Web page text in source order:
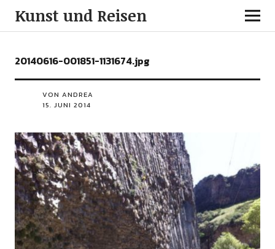
Kunst und Reisen
20140616-001851-1131674.jpg
VON ANDREA
15. JUNI 2014